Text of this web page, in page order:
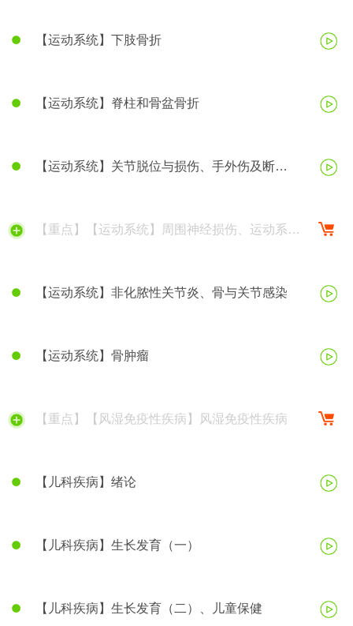
【运动系统】下肢骨折
【运动系统】脊柱和骨盆骨折
【运动系统】关节脱位与损伤、手外伤及断
【重点】【运动系统】周围神经损伤、运动系统
【运动系统】非化脓性关节炎、骨与关节感染
【运动系统】骨肿瘤
【重点】【风湿免疫性疾病】风湿免疫性疾病
【儿科疾病】绪论
【儿科疾病】生长发育（一）
【儿科疾病】生长发育（二）、儿童保健